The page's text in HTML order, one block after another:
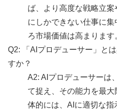
ば、より高度な戦略立
にしかできない仕事に
ろ市場価値は高まります
Q2: 「AIプロデューサー」と
すか？
A2: AIプロデューサーは
て捉え、その能力を最
体的には、AIに適切な指